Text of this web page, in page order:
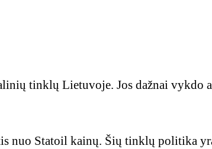
tinklų Lietuvoje. Jos dažnai vykdo
nuo Statoil kainų. Šių tinklų politika